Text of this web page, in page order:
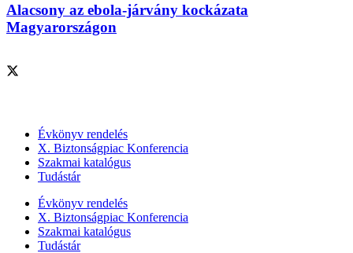
Alacsony az ebola-járvány kockázata
Magyarországon
Évkönyv rendelés
X. Biztonságpiac Konferencia
Szakmai katalógus
Tudástár
Évkönyv rendelés
X. Biztonságpiac Konferencia
Szakmai katalógus
Tudástár